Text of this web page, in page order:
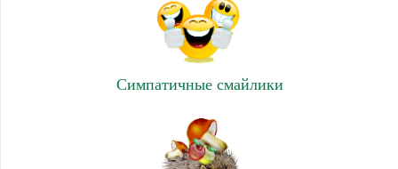
Симпатичные смайлики